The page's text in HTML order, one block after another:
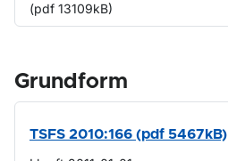
(pdf 13109kB)
Grundform
TSFS 2010:166 (pdf 5467kB)